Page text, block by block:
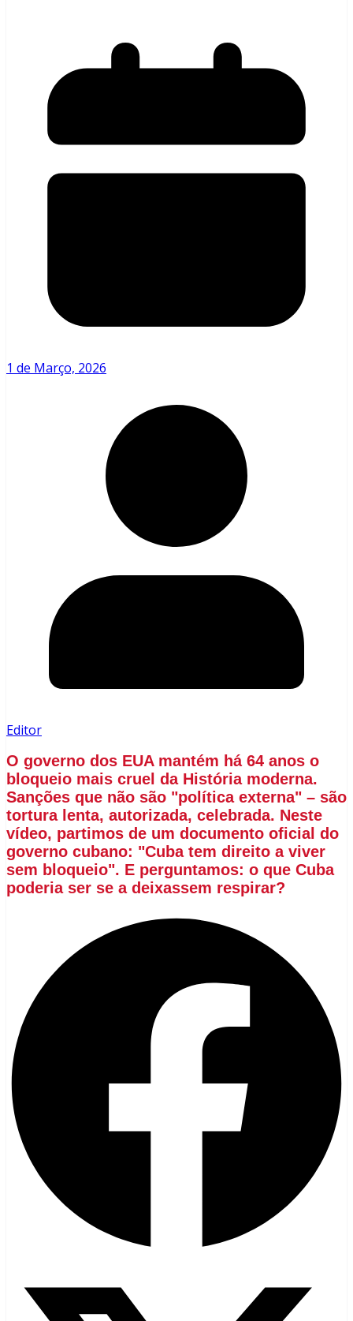
1 de Março, 2026
Editor
O governo dos EUA mantém há 64 anos o
bloqueio mais cruel da História moderna.
Sanções que não são "política externa" – são
tortura lenta, autorizada, celebrada. Neste
vídeo, partimos de um documento oficial do
governo cubano: "Cuba tem direito a viver
sem bloqueio". E perguntamos: o que Cuba
poderia ser se a deixassem respirar?